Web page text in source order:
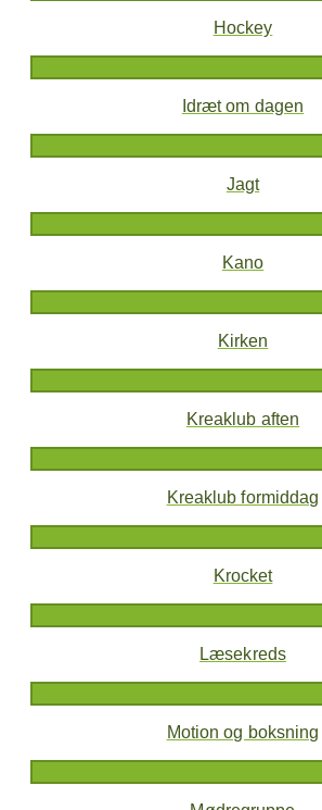
Hockey
Idræt om dagen
Jagt
Kano
Kirken
Kreaklub aften
Kreaklub formiddag
Krocket
Læsekreds
Motion og boksning